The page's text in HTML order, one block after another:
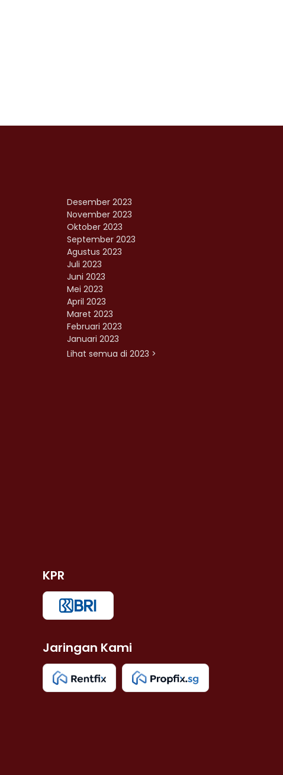
Desember 2023
November 2023
Oktober 2023
September 2023
Agustus 2023
Juli 2023
Juni 2023
Mei 2023
April 2023
Maret 2023
Februari 2023
Januari 2023
Lihat semua di 2023 >
KPR
Jaringan Kami